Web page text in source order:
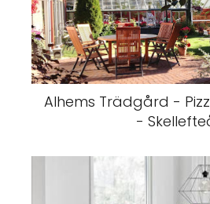
Alhems Trädgård -
-